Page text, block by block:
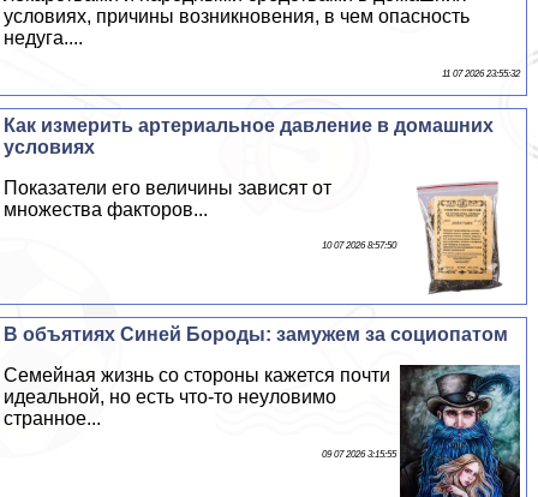
условиях, причины возникновения, в чем опасность
недуга....
11 07 2026 23:55:32
Как измерить артериальное давление в домашних
условиях
Показатели его величины зависят от
множества факторов...
10 07 2026 8:57:50
В объятиях Синей Бороды: замужем за социопатом
Семейная жизнь со стороны кажется почти
идеальной, но есть что-то неуловимо
странное...
09 07 2026 3:15:55